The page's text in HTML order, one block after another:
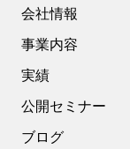
会社情報
事業内容
実績
公開セミナー
ブログ